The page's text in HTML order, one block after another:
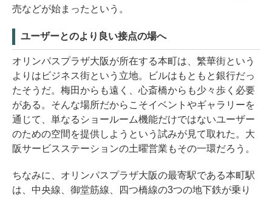
売などが始まったという。
ユーザーとのより良い接点の場へ
オリンパスプラザ大阪が所在する本町は、繁華街という
よりはビジネス街という立地。ビルはもともと銀行だっ
たそうだ。梅田からも遠く、心斎橋からも少々歩く必要
がある。そんな場所だからこそイベントやギャラリーを
通じて、単なるショールーム機能だけではないユーザー
のための空間を提供しようという試みが見て取れた。大
阪サービスステーションの土曜営業もその一環だろう。
ちなみに、オリンパスプラザ大阪の最寄駅である本町駅
は、中央線、御堂筋線、四つ橋線の3つの地下鉄が乗り